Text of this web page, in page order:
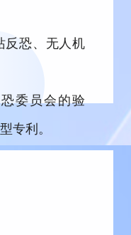
反恐、无人机
委员会的验
专利。